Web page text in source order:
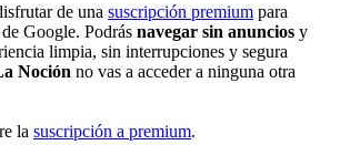
de una suscripción premium para
Google. Podrás navegar sin anuncios y
limpia, sin interrupciones y segura
Noción no vas a acceder a ninguna otra
la suscripción a premium.